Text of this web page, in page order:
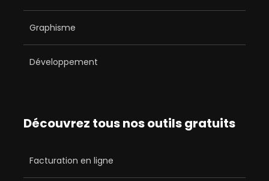
Graphisme
Développement
Découvrez tous nos outils gratuits
Facturation en ligne